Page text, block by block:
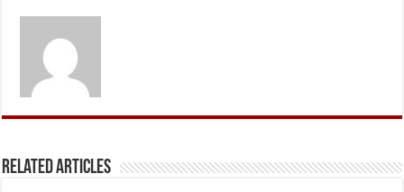
Related Articles